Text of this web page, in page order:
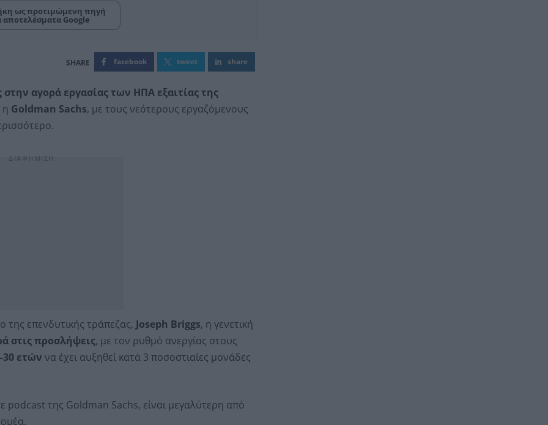
ως προτιμώμενη πηγή
αποτελέσματα Google
facebook tweet share
αγορά εργασίας των ΗΠΑ εξαιτίας της
η Goldman Sachs, με τους νεότερους εργαζόμενους
επενδυτικής τράπεζας, Joseph Briggs, η γενετική
στις προσλήψεις, με τον ρυθμό ανεργίας στους
ετών να έχει αυξηθεί κατά 3 ποσοστιαίες μονάδες
podcast της Goldman Sachs, είναι μεγαλύτερη από